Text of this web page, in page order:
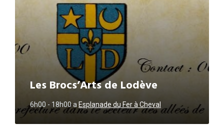
Les Brocs’Arts de Lodève
6h00 - 18h00a Esplanade du Fer à Cheval